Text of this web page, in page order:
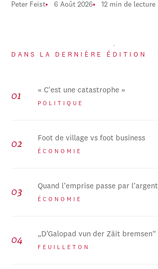
Peter Feist 6 Août 2026 12 min de lecture
DANS LA DERNIÈRE ÉDITION
« C'est une catastrophe »
POLITIQUE
Foot de village vs foot business
ÉCONOMIE
Quand l’emprise passe par l’argent
ÉCONOMIE
„D’Galopad vun der Zäit bremsen“
FEUILLETON